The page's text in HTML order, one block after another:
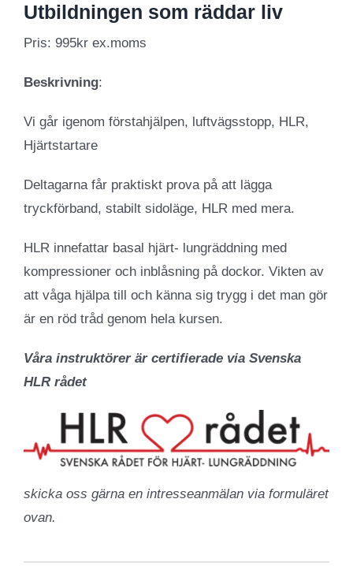
Utbildningen som räddar liv
Pris: 995kr ex.moms
Beskrivning:
Vi går igenom förstahjälpen, luftvägsstopp, HLR,
Hjärtstartare
Deltagarna får praktiskt prova på att lägga
tryckförband, stabilt sidoläge, HLR med mera.
HLR innefattar basal hjärt- lungräddning med
kompressioner och inblåsning på dockor. Vikten av
att våga hjälpa till och känna sig trygg i det man gör
är en röd tråd genom hela kursen.
Våra instruktörer är certifierade via Svenska
HLR rådet
skicka oss gärna en intresseanmälan via formuläret
ovan.